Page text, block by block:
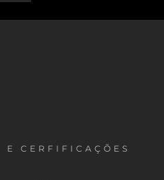
E CERFIFICAÇÕES